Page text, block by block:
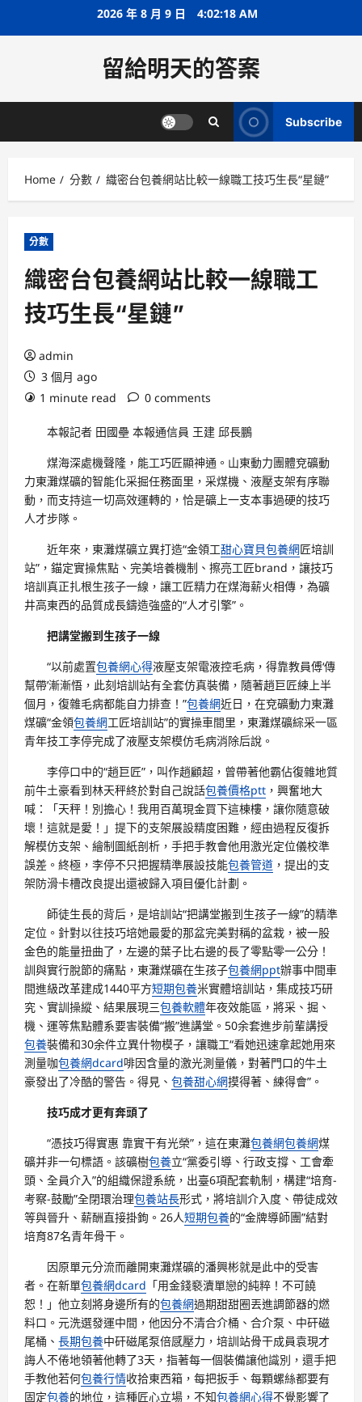
2026 年 8 月 9 日 4:02:19 AM
留給明天的答案
Subscribe
Home 分數 織密台包養網站比較一線職工技巧生長“星鏈”
分數
織密台包養網站比較一線職工
技巧生長“星鏈”
admin
3 個月 ago
1 minute read
0 comments
本報記者 田國壘 本報通信員 王建 邱長鵬
煤海深處機聲隆，能工巧匠顯神通。山東動力團體兗礦動
力東灘煤礦的智能化采掘任務面里，采煤機、液壓支架有序聯
動，而支持這一切高效運轉的，恰是礦上一支本事過硬的技巧
人才步隊。
近年來，東灘煤礦立異打造“金領工甜心寶貝包養網匠培訓
站”，錨定實操焦點、完美培養機制、擦亮工匠brand，讓技巧
培訓真正扎根生孩子一線，讓工匠精力在煤海薪火相傳，為礦
井高東西的品質成長鑄造強盛的“人才引擎”。
把講堂搬到生孩子一線
“以前處置包養網心得液壓支架電液控毛病，得靠教員傅‘傳
幫帶’漸漸悟，此刻培訓站有全套仿真裝備，隨著趙巨匠練上半
個月，復雜毛病都能自力排查！”包養網近日，在兗礦動力東灘
煤礦“金領包養網工匠培訓站”的實操車間里，東灘煤礦綜采一區
青年技工李停完成了液壓支架模仿毛病消除后說。
李停口中的“趙巨匠”，叫作趙顧超，曾帶著他霸佔復雜地質
前牛土豪看到林天秤終於對自己說話包養價格ptt ，興奮地大
喊：「天秤！別擔心！我用百萬現金買下這棟樓，讓你隨意破
壞！這就是愛！」提下的支架展設精度困難，經由過程反復拆
解模仿支架、繪制圖紙剖析，手把手教會他用激光定位儀校準
誤差。終極，李停不只把握精準展設技能包養管道 ，提出的支
架防滑卡槽改良提出還被歸入項目優化計劃。
師徒生長的背后，是培訓站“把講堂搬到生孩子一線”的精準
定位。針對以往技巧培她最愛的那盆完美對稱的盆栽，被一股
金色的能量扭曲了，左邊的葉子比右邊的長了零點零一公分！
訓與實行脫節的痛點，東灘煤礦在生孩子包養網ppt辦事中間車
間進級改革建成1440平方短期包養米實體培訓站，集成技巧研
究、實訓操縱、結果展現三包養軟體年夜效能區，將采、掘、
機、運等焦點體系要害裝備“搬”進講堂。50余套進步前輩講授
包養裝備和30余件立異什物模子，讓職工“看她迅速拿起她用來
測量咖包養網dcard啡因含量的激光測量儀，對著門口的牛土
豪發出了冷酷的警告。得見、 包養甜心網摸得著、練得會”。
技巧成才更有奔頭了
“憑技巧得實惠 靠實干有光榮”，這在東灘包養網包養網煤
礦并非一句標語。該礦樹包養立“黨委引導、行政支撐、工會牽
頭、全員介入”的組織保證系統，出臺6項配套軌制，構建“培育-
考察-鼓勵”全閉環治理包養站長形式，將培訓介入度、帶徒成效
等與晉升、薪酬直接掛鉤。26人短期包養的“金牌導師團”結對
培育87名青年骨干。
因原單元分流而離開東灘煤礦的潘興彬就是此中的受害
者。在新單包養網dcard 「用金錢褻瀆單戀的純粹！不可饒
恕！」他立刻將身邊所有的包養網過期甜甜圈丟進調節器的燃
料口。元洗選發運中間，他因分不清合介桶、合介泵、中矸磁
尾桶、 長期包養中矸磁尾泵倍感壓力，培訓站骨干成員袁現才
誨人不倦地領著他轉了3天，指著每一個裝備讓他識別，還手把
手教他若何包養行情收拾東西箱，每把扳手、每顆螺絲都要有
固定包養的地位，這種匠心立場，不知包養網心得不覺影響了